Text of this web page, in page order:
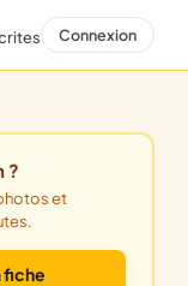
Connexion
?
fiche